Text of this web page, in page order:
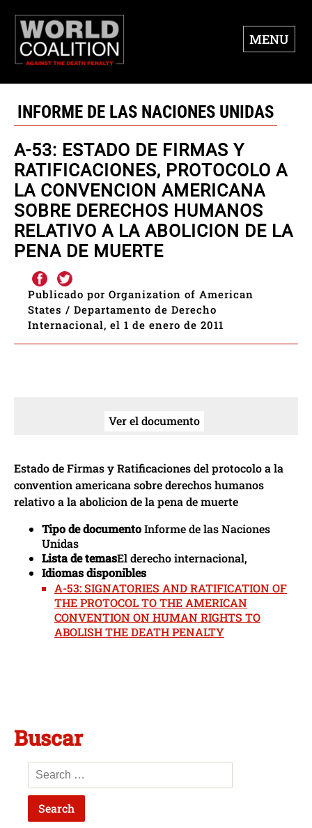
MENU
INFORME DE LAS NACIONES UNIDAS
A-53: ESTADO DE FIRMAS Y
RATIFICACIONES, PROTOCOLO A
LA CONVENCION AMERICANA
SOBRE DERECHOS HUMANOS
RELATIVO A LA ABOLICION DE LA
PENA DE MUERTE
Publicado por Organization of American
States / Departamento de Derecho
Internacional, el 1 de enero de 2011
Ver el documento
Estado de Firmas y Ratificaciones del protocolo a la
convention americana sobre derechos humanos
relativo a la abolicion de la pena de muerte
Tipo de documentoInforme de las Naciones
Unidas
Lista de temasEl derecho internacional,
Idiomas disponibles
A-53: SIGNATORIES AND RATIFICATION OF
THE PROTOCOL TO THE AMERICAN
CONVENTION ON HUMAN RIGHTS TO
ABOLISH THE DEATH PENALTY
Buscar